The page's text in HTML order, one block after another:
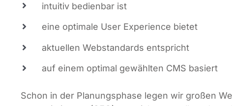
intui­tiv bedien­bar ist
eine opti­ma­le User Expe­ri­ence bietet
aktu­el­len Web­stan­dards entspricht
auf einem opti­mal gewähl­ten CMS basiert
Schon in der Pla­nungs­pha­se legen wir gro­ßen